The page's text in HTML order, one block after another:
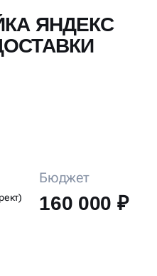
ЯНДЕКС
Бюджет
160 000 ₽